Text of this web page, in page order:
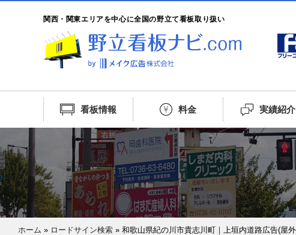
関西・関東エリアを中心に全国の野立て看板取り扱い
看板情報 料金 実績紹介
ホーム » ロードサイン検索 » 和歌山県紀の川市貴志川町｜上垣内道路広告(屋